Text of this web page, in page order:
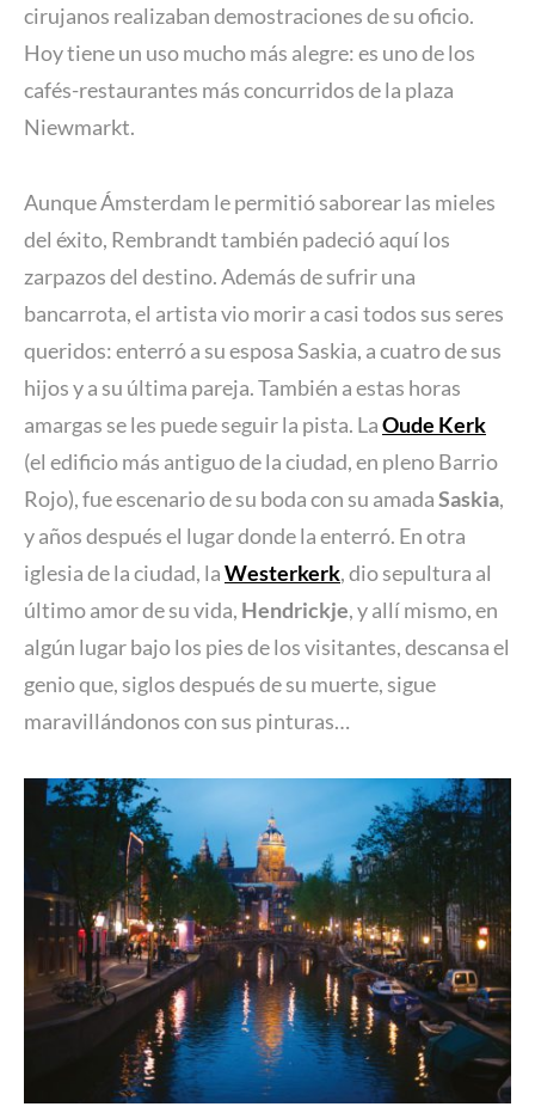
cirujanos realizaban demostraciones de su oficio.
Hoy tiene un uso mucho más alegre: es uno de los
cafés-restaurantes más concurridos de la plaza
Niewmarkt.
Aunque Ámsterdam le permitió saborear las mieles
del éxito, Rembrandt también padeció aquí los
zarpazos del destino. Además de sufrir una
bancarrota, el artista vio morir a casi todos sus seres
queridos: enterró a su esposa Saskia, a cuatro de sus
hijos y a su última pareja. También a estas horas
amargas se les puede seguir la pista. LaOude Kerk
(el edificio más antiguo de la ciudad, en pleno Barrio
Rojo), fue escenario de su boda con su amadaSaskia,
y años después el lugar donde la enterró. En otra
iglesia de la ciudad, laWesterkerk, dio sepultura al
último amor de su vida, Hendrickje, y allí mismo, en
algún lugar bajo los pies de los visitantes, descansa el
genio que, siglos después de su muerte, sigue
maravillándonos con sus pinturas…